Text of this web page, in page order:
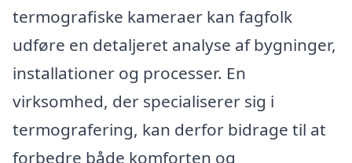
termografiske kameraer kan fagfolk
udføre en detaljeret analyse af bygninger,
installationer og processer. En
virksomhed, der specialiserer sig i
termografering, kan derfor bidrage til at
forbedre både komforten og